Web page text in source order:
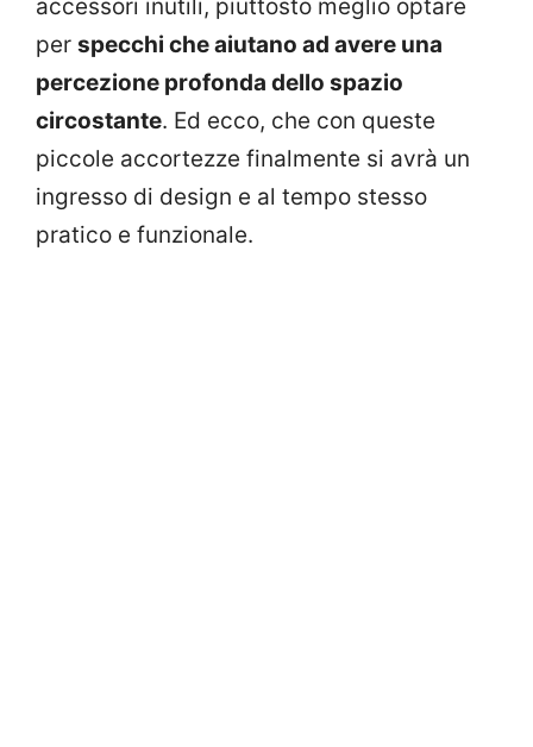
accessori inutili, piuttosto meglio optare
per specchi che aiutano ad avere una
percezione profonda dello spazio
circostante. Ed ecco, che con queste
piccole accortezze finalmente si avrà un
ingresso di design e al tempo stesso
pratico e funzionale.